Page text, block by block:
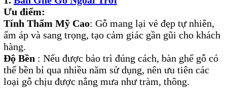
Liên hệ
Ưu điểm:
Tính Thẩm Mỹ Cao: Gỗ mang lại vẻ đẹp tự nhiên,
ấm áp và sang trọng, tạo cảm giác gần gũi cho khách
hàng.
Độ Bền : Nếu được bảo trì đúng cách, bàn ghế gỗ có
thể bền bỉ qua nhiều năm sử dụng, nên ưu tiên các
loại gỗ chịu được nắng mưa như tràm, thông.